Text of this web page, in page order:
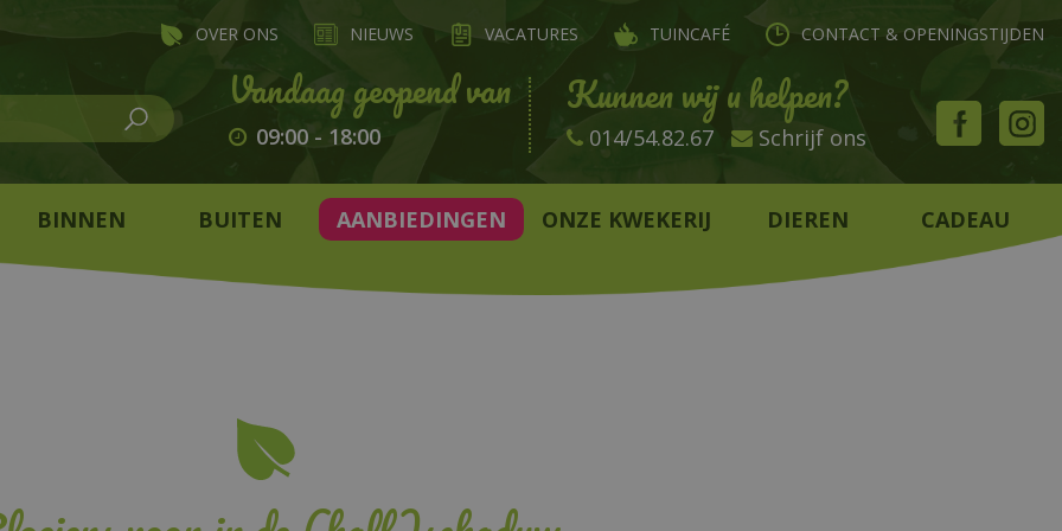
OVER ONS NIEUWS VACATURES TUINCAFÉ CONTACT & OPENINGSTIJDEN
09:00- 18:00
Kunnen wij u helpen?
014/54.82.67 Schrijf ons
BINNEN BUITEN AANBIEDINGEN ONZE KWEKERIJ DIEREN CADEAU